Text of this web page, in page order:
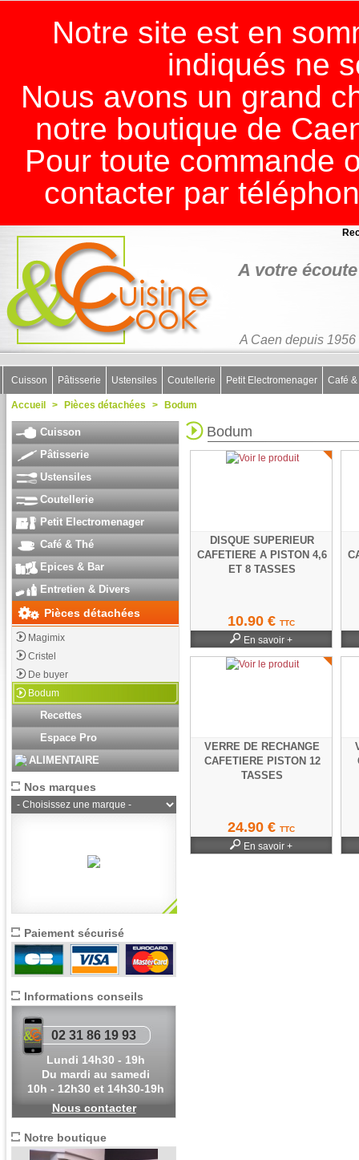
Notre site est en
indiqués ne
Nous avons un grand
notre boutique de
Pour toute commande
contacter par
A votre
A Caen depuis 1956
Cuisson Pâtisserie Ustensiles Coutellerie Petit Electromenager Café
Accueil > Pièces détachées > Bodum
Cuisson
Pâtisserie
Ustensiles
Coutellerie
Petit Electromenager
Café & Thé
Epices & Bar
Entretien & Divers
Pièces détachées
Magimix
Cristel
De buyer
Bodum
Recettes
Espace Pro
ALIMENTAIRE
Nos marques
Paiement sécurisé
Informations conseils
02 31 86 19 93
Lundi 14h30 - 19h
Du mardi au samedi
10h - 12h30 et 14h30-19h
Nous contacter
Notre boutique
Bodum
DISQUE SUPERIEUR
CAFETIERE A PISTON 4,6
ET 8 TASSES
10.90 € TTC
En savoir +
VERRE DE RECHANGE
CAFETIERE PISTON 12
TASSES
24.90 € TTC
En savoir +